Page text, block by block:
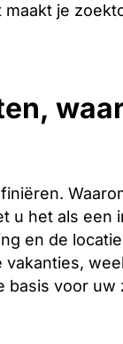
je
u het als een
en de
vakanties,
basis voor uw